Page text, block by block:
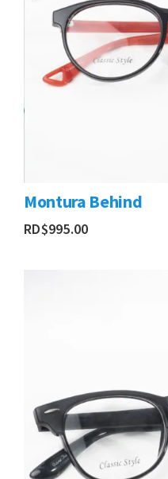
Montura Behind
RD$995.00